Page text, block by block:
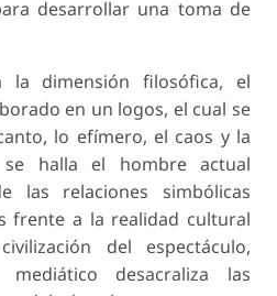
desarrollar una toma de
la dimensión filosófica, el
en un logos, el cual se
lo efímero, el caos y la
halla el hombre actual
las relaciones simbólicas
frente a la realidad cultural
del espectáculo,
desacraliza las